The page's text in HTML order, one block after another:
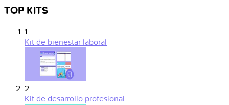
TOP KITS
1
Kit de bienestar laboral
2
Kit de desarrollo profesional